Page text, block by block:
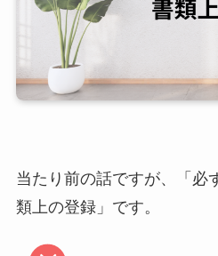
当たり前の話ですが、「必
類上の登録」です。